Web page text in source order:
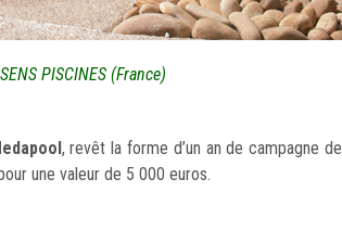
PISCINES (France)
, revêt la forme d’un an de campagne de
une valeur de 5 000 euros.